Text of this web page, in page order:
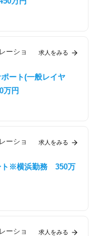
ーショ
ポート(一般レイヤ
万円
求人をみる
ーショ
ト※横浜勤務
350万
求人をみる
ーショ
求人をみる